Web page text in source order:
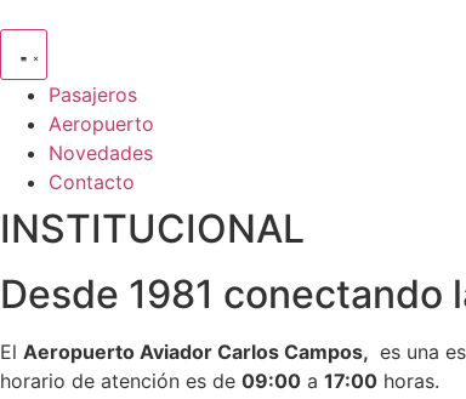
contenido
Pasajeros
Aeropuerto
Novedades
Contacto
INSTITUCIONAL
Desde 1981 conectando
El Aeropuerto Aviador Carlos Campos, es una
horario de atención es de 09:00 a 17:00 horas.